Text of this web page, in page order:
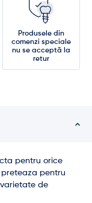
Produsele din
comenzi speciale
nu se acceptă la
retur
pentru orice
pentru
de